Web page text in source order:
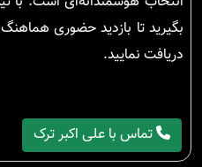
بگیرید تا بازدید حضوری
دریافت نمایید.
تماس با علی اکبر ترک